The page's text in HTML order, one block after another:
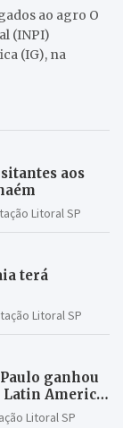
ao agro O
(INPI)
(IG), na
aos
Litoral SP
terá
Litoral SP
ganhou
Latin America
Litoral SP